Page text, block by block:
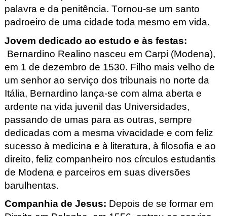
palavra e da penitência. Tornou-se um santo
padroeiro de uma cidade toda mesmo em vida.
Jovem dedicado ao estudo e às festas:
Bernardino Realino nasceu em Carpi (Modena),
em 1 de dezembro de 1530. Filho mais velho de
um senhor ao serviço dos tribunais no norte da
Itália, Bernardino lança-se com alma aberta e
ardente na vida juvenil das Universidades,
passando de umas para as outras, sempre
dedicadas com a mesma vivacidade e com feliz
sucesso à medicina e à literatura, à filosofia e ao
direito, feliz companheiro nos círculos estudantis
de Modena e parceiros em suas diversões
barulhentas.
Companhia de Jesus: Depois de se formar em